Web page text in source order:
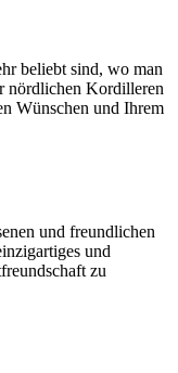
beliebt sind, wo man
nördlichen Kordilleren
Wünschen und Ihrem
und freundlichen
und
zu